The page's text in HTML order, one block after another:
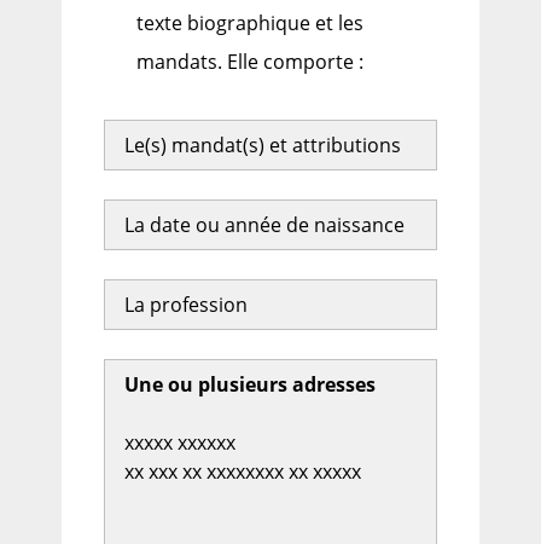
texte biographique et les
mandats. Elle comporte :
Le(s) mandat(s) et attributions
La date ou année de naissance
La profession
Une ou plusieurs adresses
xxxxx xxxxxx
xx xxx xx xxxxxxxx xx xxxxx